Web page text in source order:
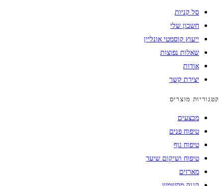
סל קניות
חשבון שלי
ייעוץ קוסמטי אונליין
שאלות נפוצות
אודות
יצירת קשר
קטגוריות מוצרים
מבצעים
טיפוח פנים
טיפוח גוף
טיפוח ושיקום שיער
מארזים